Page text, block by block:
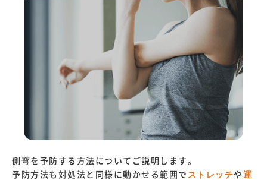
側弯を予防する方法についてご説明します。
予防方法も対処法と同様に動かせる範囲で ストレッチや 運